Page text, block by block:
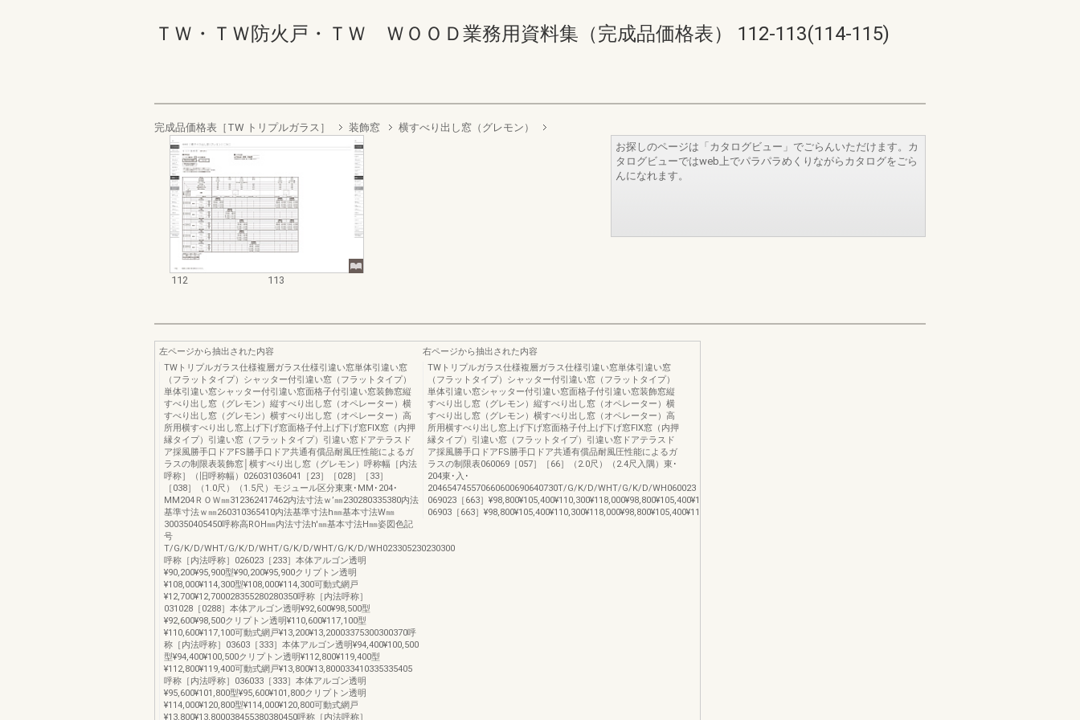
ＴＷ・ＴＷ防火戸・ＴＷ ＷＯＯＤ業務用資料集（完成品価格表） 112-113(114-115)
完成品価格表［TW トリプルガラス］ 装飾窓 横すべり出し窓（グレモン）
112 113
お探しのページは「カタログビュー」でごらんいただけます。カ
タログビューではweb上でパラパラめくりながらカタログをごら
んになれます。
左ページから抽出された内容
TWトリプルガラス仕様複層ガラス仕様引違い窓単体引違い窓
（フラットタイプ）シャッター付引違い窓（フラットタイプ）
単体引違い窓シャッター付引違い窓面格子付引違い窓装飾窓縦
すべり出し窓（グレモン）縦すべり出し窓（オペレーター）横
すべり出し窓（グレモン）横すべり出し窓（オペレーター）高
所用横すべり出し窓上げ下げ窓面格子付上げ下げ窓FIX窓（内押
縁タイプ）引違い窓（フラットタイプ）引違い窓ドアテラスド
ア採風勝手口ドアFS勝手口ドア共通有償品耐風圧性能によるガ
ラスの制限表装飾窓│横すべり出し窓（グレモン）呼称幅［内法
呼称］（旧呼称幅）026031036041［23］［028］［33］
［038］（1.0尺）（1.5尺）モジュール区分東東･MM･204･
MM204ＲＯＷ㎜312362417462内法寸法ｗ’㎜230280335380内法
基準寸法ｗ㎜260310365410内法基準寸法h㎜基本寸法W㎜
300350405450呼称高ROH㎜内法寸法h'㎜基本寸法H㎜姿図色記
号
T/G/K/D/WHT/G/K/D/WHT/G/K/D/WHT/G/K/D/WH023305230230300
呼称［内法呼称］026023［233］本体アルゴン透明
¥90,200¥95,900型¥90,200¥95,900クリプトン透明
¥108,000¥114,300型¥108,000¥114,300可動式網戸
¥12,700¥12,700028355280280350呼称［内法呼称］
031028［0288］本体アルゴン透明¥92,600¥98,500型
¥92,600¥98,500クリプトン透明¥110,600¥117,100型
¥110,600¥117,100可動式網戸¥13,200¥13,20003375300300370呼
称［内法呼称］03603［333］本体アルゴン透明¥94,400¥100,500
型¥94,400¥100,500クリプトン透明¥112,800¥119,400型
¥112,800¥119,400可動式網戸¥13,800¥13,800033410335335405
呼称［内法呼称］036033［333］本体アルゴン透明
¥95,600¥101,800型¥95,600¥101,800クリプトン透明
¥114,000¥120,800型¥114,000¥120,800可動式網戸
¥13,800¥13,800038455380380450呼称［内法呼称］
右ページから抽出された内容
TWトリプルガラス仕様複層ガラス仕様引違い窓単体引違い窓
（フラットタイプ）シャッター付引違い窓（フラットタイプ）
単体引違い窓シャッター付引違い窓面格子付引違い窓装飾窓縦
すべり出し窓（グレモン）縦すべり出し窓（オペレーター）横
すべり出し窓（グレモン）横すべり出し窓（オペレーター）高
所用横すべり出し窓上げ下げ窓面格子付上げ下げ窓FIX窓（内押
縁タイプ）引違い窓（フラットタイプ）引違い窓ドアテラスド
ア採風勝手口ドアFS勝手口ドア共通有償品耐風圧性能によるガ
ラスの制限表060069［057］［66］（2.0尺）（2.4尺入隅）東･
204東･入･
204654745570660600690640730T/G/K/D/WHT/G/K/D/WH060023［0573］
069023［663］
06903［663］